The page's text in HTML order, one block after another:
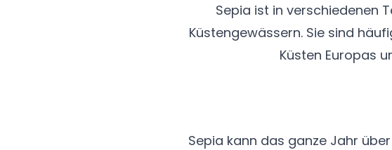
Sepia ist in verschiedenen
Küstengewässern. Sie sind
Küsten Europas
Sepia kann das ganze Jahr